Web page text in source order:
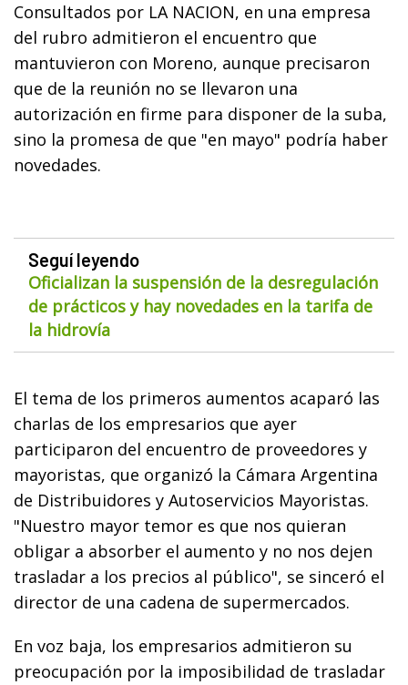
Consultados por LA NACION, en una empresa
del rubro admitieron el encuentro que
mantuvieron con Moreno, aunque precisaron
que de la reunión no se llevaron una
autorización en firme para disponer de la suba,
sino la promesa de que "en mayo" podría haber
novedades.
Seguí leyendo
Oficializan la suspensión de la desregulación
de prácticos y hay novedades en la tarifa de
la hidrovía
El tema de los primeros aumentos acaparó las
charlas de los empresarios que ayer
participaron del encuentro de proveedores y
mayoristas, que organizó la Cámara Argentina
de Distribuidores y Autoservicios Mayoristas.
"Nuestro mayor temor es que nos quieran
obligar a absorber el aumento y no nos dejen
trasladar a los precios al público", se sinceró el
director de una cadena de supermercados.
En voz baja, los empresarios admitieron su
preocupación por la imposibilidad de trasladar